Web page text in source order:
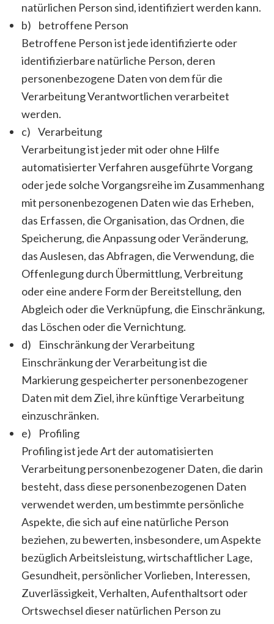
natürlichen Person sind, identifiziert werden kann.
b) betroffene Person
Betroffene Person ist jede identifizierte oder
identifizierbare natürliche Person, deren
personenbezogene Daten von dem für die
Verarbeitung Verantwortlichen verarbeitet
werden.
c) Verarbeitung
Verarbeitung ist jeder mit oder ohne Hilfe
automatisierter Verfahren ausgeführte Vorgang
oder jede solche Vorgangsreihe im Zusammenhang
mit personenbezogenen Daten wie das Erheben,
das Erfassen, die Organisation, das Ordnen, die
Speicherung, die Anpassung oder Veränderung,
das Auslesen, das Abfragen, die Verwendung, die
Offenlegung durch Übermittlung, Verbreitung
oder eine andere Form der Bereitstellung, den
Abgleich oder die Verknüpfung, die Einschränkung,
das Löschen oder die Vernichtung.
d) Einschränkung der Verarbeitung
Einschränkung der Verarbeitung ist die
Markierung gespeicherter personenbezogener
Daten mit dem Ziel, ihre künftige Verarbeitung
einzuschränken.
e) Profiling
Profiling ist jede Art der automatisierten
Verarbeitung personenbezogener Daten, die darin
besteht, dass diese personenbezogenen Daten
verwendet werden, um bestimmte persönliche
Aspekte, die sich auf eine natürliche Person
beziehen, zu bewerten, insbesondere, um Aspekte
bezüglich Arbeitsleistung, wirtschaftlicher Lage,
Gesundheit, persönlicher Vorlieben, Interessen,
Zuverlässigkeit, Verhalten, Aufenthaltsort oder
Ortswechsel dieser natürlichen Person zu